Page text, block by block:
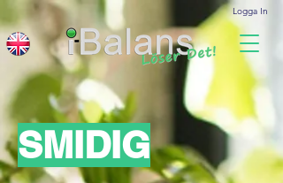
Logga In
SMIDIG